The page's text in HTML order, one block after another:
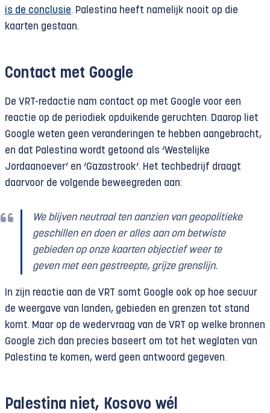
is de conclusie. Palestina heeft namelijk nooit op die
kaarten gestaan.
Contact met Google
De VRT-redactie nam contact op met Google voor een
reactie op de periodiek opduikende geruchten. Daarop liet
Google weten geen veranderingen te hebben aangebracht,
en dat Palestina wordt getoond als ‘Westelijke
Jordaanoever’ en ‘Gazastrook’. Het techbedrijf draagt
daarvoor de volgende beweegreden aan:
We blijven neutraal ten aanzien van geopolitieke
geschillen en doen er alles aan om betwiste
gebieden op onze kaarten objectief weer te
geven met een gestreepte, grijze grenslijn.
In zijn reactie aan de VRT somt Google ook op hoe secuur
de weergave van landen, gebieden en grenzen tot stand
komt. Maar op de wedervraag van de VRT op welke bronnen
Google zich dan precies baseert om tot het weglaten van
Palestina te komen, werd geen antwoord gegeven.
Palestina niet, Kosovo wél